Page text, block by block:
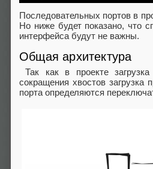
Последовательных портов в
Но ниже будет показано, что
интерфейса будут не важны.
Общая архитектура
Так как в проекте
сокращения хвостов
порта определяются